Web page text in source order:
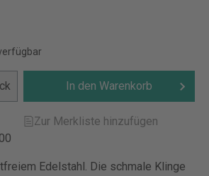
In den Warenkorb
Zur Merkliste hinzufügen
Edelstahl. Die schmale Klinge